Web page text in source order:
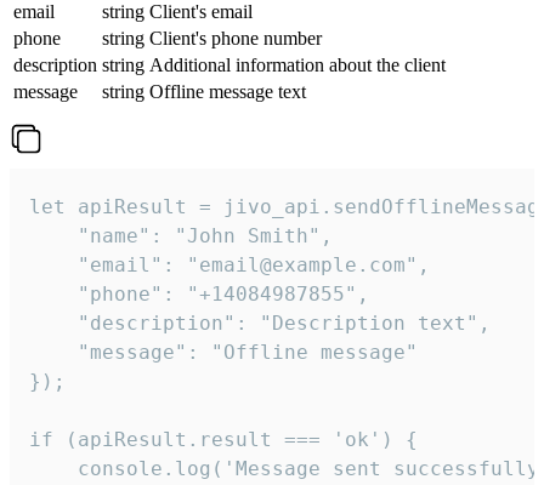
email
string Client's email
phone
string Client's phone number
description string Additional information about the client
message
string Offline message text
let apiResult =
    "name": "John Smith",
    "email": "email@example.com",
    "phone": "+14084987855",
    "description": "Description text",
    "message": "Offline message"
});
if (apiResult.result === 'ok') {
console.log('Message sent